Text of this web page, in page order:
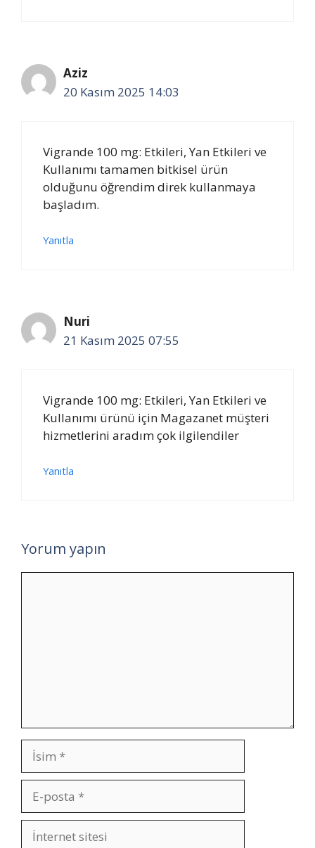
Aziz
20 Kasım 2025 14:03
Vigrande 100 mg: Etkileri, Yan Etkileri ve
Kullanımı tamamen bitkisel ürün
olduğunu öğrendim direk kullanmaya
başladım.
Yanıtla
Nuri
21 Kasım 2025 07:55
Vigrande 100 mg: Etkileri, Yan Etkileri ve
Kullanımı ürünü için Magazanet müşteri
hizmetlerini aradım çok ilgilendiler
Yanıtla
Yorum yapın
İsim
posta
İnternet